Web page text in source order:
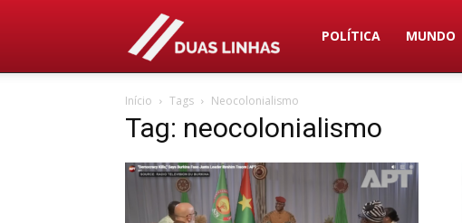
Duas
POLÍTICA MUNDO
Início Tags Neocolonialismo
Tag: neocolonialismo